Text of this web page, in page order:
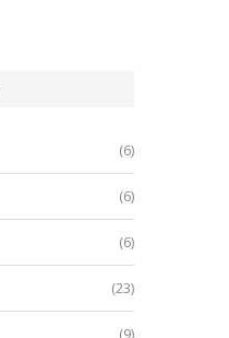
(6)
(6)
(6)
(23)
(9)